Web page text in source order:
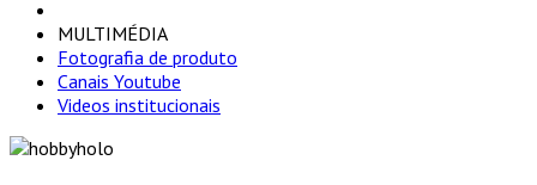
MULTIMÉDIA
Fotografia de produto
Canais Youtube
Videos institucionais